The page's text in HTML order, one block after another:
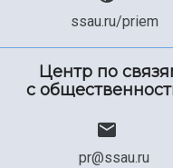
ssau.ru/priem
Центр по
с
pr@ssau.ru